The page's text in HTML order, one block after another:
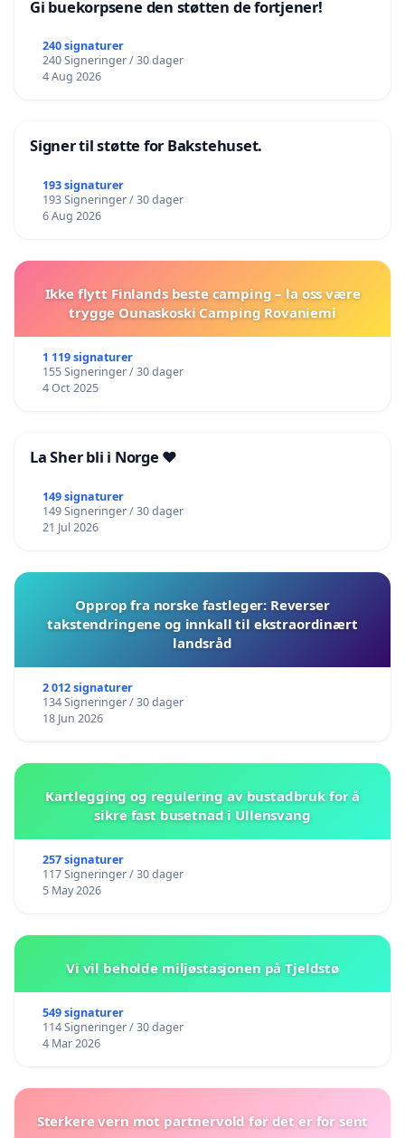
Gi buekorpsene den støtten de fortjener!
240 signaturer
240 Signeringer / 30 dager
4 Aug 2026
Signer til støtte for Bakstehuset.
193 signaturer
193 Signeringer / 30 dager
6 Aug 2026
Ikke flytt Finlands beste camping – la oss være
trygge Ounaskoski Camping Rovaniemi
1 119 signaturer
155 Signeringer / 30 dager
4 Oct 2025
La Sher bli i Norge ❤️
149 signaturer
149 Signeringer / 30 dager
21 Jul 2026
Opprop fra norske fastleger: Reverser
takstendringene og innkall til ekstraordinært
landsråd
2 012 signaturer
134 Signeringer / 30 dager
18 Jun 2026
Kartlegging og regulering av bustadbruk for å
sikre fast busetnad i Ullensvang
257 signaturer
117 Signeringer / 30 dager
5 May 2026
Vi vil beholde miljøstasjonen på Tjeldstø
549 signaturer
114 Signeringer / 30 dager
4 Mar 2026
Sterkere vern mot partnervold før det er for sent